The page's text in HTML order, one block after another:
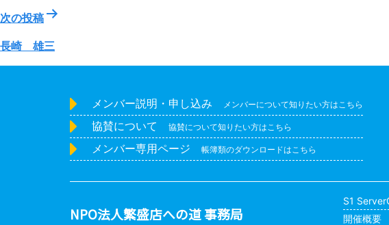
ゲ
ー
シ
ョ
次の投稿
長崎 雄三
メンバー説明・申し込み メンバーについて知りたい方はこちら
協賛について 協賛について知りたい方はこちら
メンバー専用ページ 帳簿類のダウンロードはこちら
NPO法人繁盛店への道 事務局
S1
開催概要